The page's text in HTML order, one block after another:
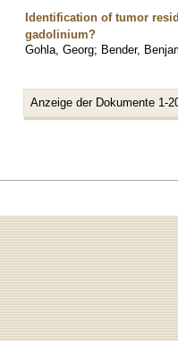
Identification of tumor
gadolinium?
Gohla, Georg; Bender,
Anzeige der Dokumente 1-